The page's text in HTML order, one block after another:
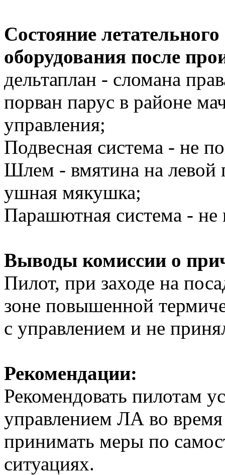
Состояние
оборудования после
дельтаплан - сломана
порван парус в районе
управления;
Подвесная система - не
Шлем - вмятина на левой
ушная мякушка;
Парашютная система - не
Выводы комиссии о
Пилот, при заходе на
зоне повышенной
с управлением и не
Рекомендации:
Рекомендовать пилотам
управлением ЛА во время
принимать меры по
ситуациях.